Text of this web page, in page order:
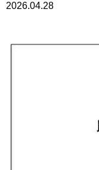
2026.04.28